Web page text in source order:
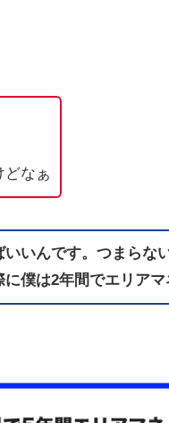
どなぁ
いんです。つまらな
僕は2年間でエリアマ